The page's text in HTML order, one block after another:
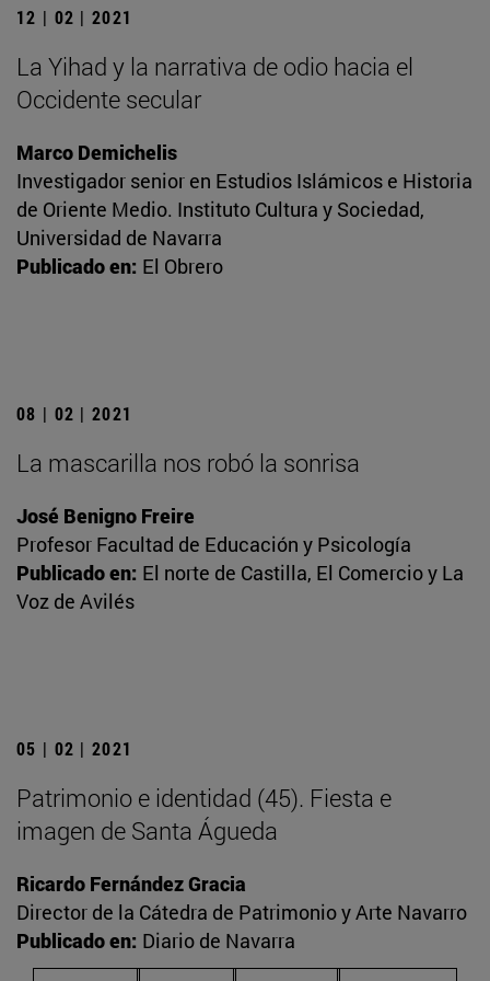
12 | 02 | 2021
La Yihad y la narrativa de odio hacia el
Occidente secular
Marco Demichelis
Investigador senior en Estudios Islámicos e Historia
de Oriente Medio. Instituto Cultura y Sociedad,
Universidad de Navarra
Publicado en: El Obrero
08 | 02 | 2021
La mascarilla nos robó la sonrisa
José Benigno Freire
Profesor Facultad de Educación y Psicología
Publicado en: El norte de Castilla, El Comercio y La
Voz de Avilés
05 | 02 | 2021
Patrimonio e identidad (45). Fiesta e
imagen de Santa Águeda
Ricardo Fernández Gracia
Director de la Cátedra de Patrimonio y Arte Navarro
Publicado en: Diario de Navarra